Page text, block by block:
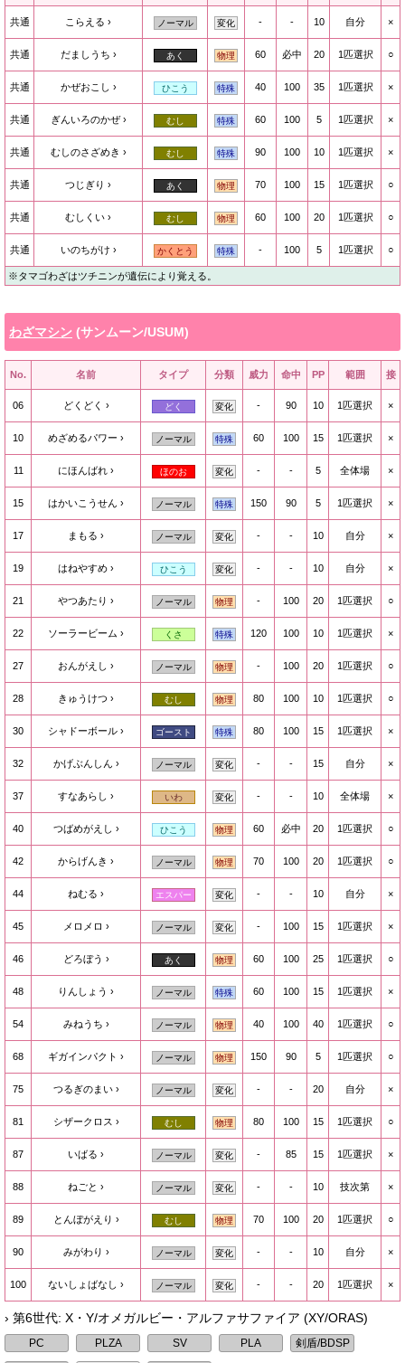
共通 こらえる ノーマル 変化 - - 10 自分 ×
共通 だましうち あく 物理 60 必中 20 1匹選択 ○
共通 かぜおこし ひこう 特殊 40 100 35 1匹選択 ×
共通 ぎんいろのかぜ むし 特殊 60 100 5 1匹選択 ×
共通 むしのさざめき むし 特殊 90 100 10 1匹選択 ×
共通 つじぎり あく 物理 70 100 15 1匹選択 ○
共通 むしくい むし 物理 60 100 20 1匹選択 ○
共通 いのちがけ かくとう 特殊 - 100 5 1匹選択 ○
※タマゴわざはツチニンが遺伝により覚える。
わざマシン (サンムーン/USUM)
No. 名前 タイプ 分類 威力 命中 PP 範囲 接
06 どくどく どく 変化 - 90 10 1匹選択 ×
10 めざめるパワー ノーマル 特殊 60 100 15 1匹選択 ×
11 にほんばれ ほのお 変化 - - 5 全体場 ×
15 はかいこうせん ノーマル 特殊 150 90 5 1匹選択 ×
17 まもる ノーマル 変化 - - 10 自分 ×
19 はねやすめ ひこう 変化 - - 10 自分 ×
21 やつあたり ノーマル 物理 - 100 20 1匹選択 ○
22 ソーラービーム くさ 特殊 120 100 10 1匹選択 ×
27 おんがえし ノーマル 物理 - 100 20 1匹選択 ○
28 きゅうけつ むし 物理 80 100 10 1匹選択 ○
30 シャドーボール ゴースト 特殊 80 100 15 1匹選択 ×
32 かげぶんしん ノーマル 変化 - - 15 自分 ×
37 すなあらし いわ 変化 - - 10 全体場 ×
40 つばめがえし ひこう 物理 60 必中 20 1匹選択 ○
42 からげんき ノーマル 物理 70 100 20 1匹選択 ○
44 ねむる エスパー 変化 - - 10 自分 ×
45 メロメロ ノーマル 変化 - 100 15 1匹選択 ×
46 どろぼう あく 物理 60 100 25 1匹選択 ○
48 りんしょう ノーマル 特殊 60 100 15 1匹選択 ×
54 みねうち ノーマル 物理 40 100 40 1匹選択 ○
68 ギガインパクト ノーマル 物理 150 90 5 1匹選択 ○
75 つるぎのまい ノーマル 変化 - - 20 自分 ×
81 シザークロス むし 物理 80 100 15 1匹選択 ○
87 いばる ノーマル 変化 - 85 15 1匹選択 ×
88 ねごと ノーマル 変化 - - 10 技次第 ×
89 とんぼがえり むし 物理 70 100 20 1匹選択 ○
90 みがわり ノーマル 変化 - - 10 自分 ×
100 ないしょばなし ノーマル 変化 - - 20 1匹選択 ×
› 第6世代: X・Y/オメガルビー・アルファサファイア (XY/ORAS)